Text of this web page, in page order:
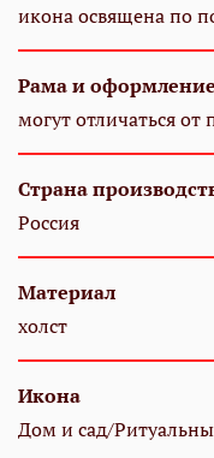
икона освящена по
Рама и оформление
могут отличаться от
Страна
Россия
Материал
холст
Икона
Дом и сад/